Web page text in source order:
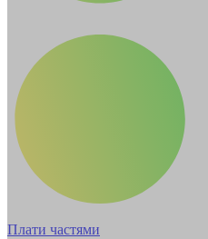
Плати частями